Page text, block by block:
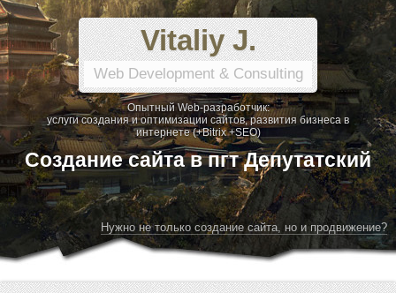
Vitaliy J.
Web Development & Consulting
Опытный Web-разработчик:
услуги создания и оптимизации сайтов, развития бизнеса в
интернете (+Bitrix +SEO)
Создание сайта в пгт Депутатский
Нужно не только создание сайта, но и продвижение?